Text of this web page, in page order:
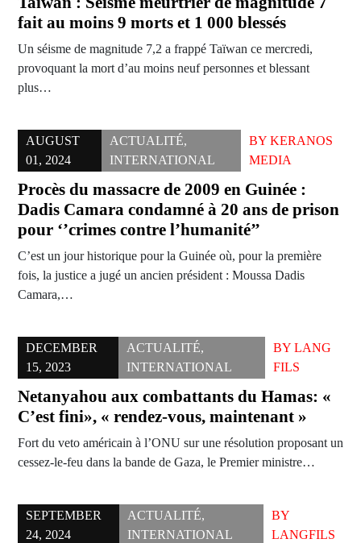
fait au moins 9 morts et 1 000 blessés
Un séisme de magnitude 7,2 a frappé Taïwan ce mercredi,
provoquant la mort d’au moins neuf personnes et blessant
plus…
AUGUST
01, 2024
ACTUALITÉ,
INTERNATIONAL
BYKERANOS
MEDIA
Procès du massacre de 2009 en Guinée :
Dadis Camara condamné à 20 ans de prison
pour ‘’crimes contre l’humanité’’
C’est un jour historique pour la Guinée où, pour la première
fois, la justice a jugé un ancien président : Moussa Dadis
Camara,…
DECEMBER
15, 2023
ACTUALITÉ,
INTERNATIONAL
BYLANG
FILS
Netanyahou aux combattants du Hamas: «
C’est fini», « rendez-vous, maintenant »
Fort du veto américain à l’ONU sur une résolution proposant un
cessez-le-feu dans la bande de Gaza, le Premier ministre…
SEPTEMBER
24, 2024
ACTUALITÉ,
INTERNATIONAL
BY
LANGFILS